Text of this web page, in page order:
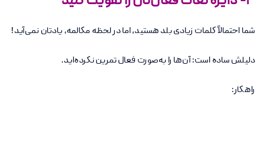
شما احتمالاً کلمات زیادی بلد هستید، اما در لحظه مکالمه، یادتان نمی‌آید!
دلیلش ساده است: آن‌ها را به‌صورت فعال تمرین نکرده‌اید.
راهکار: